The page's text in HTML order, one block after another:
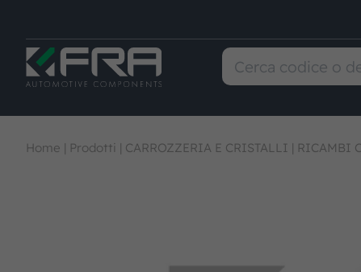
Home | Prodotti | CARROZZERIA E CRISTALLI | RICAMBI